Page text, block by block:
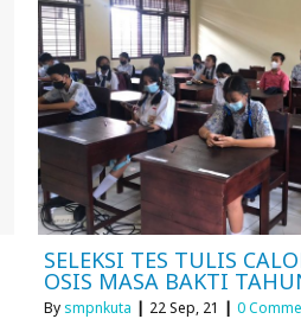
SELEKSI TES TULIS
OSIS MASA BAKTI
By smpnkuta | 22Sep, 21 | 0